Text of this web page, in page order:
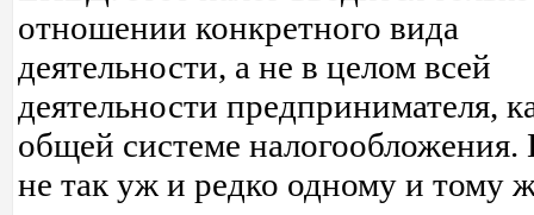
отношении конкретного вида
деятельности, а не в целом всей
деятельности предпринимателя,
общей системе налогообложения.
не так уж и редко одному и тому